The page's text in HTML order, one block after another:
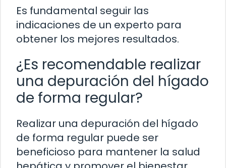
Es fundamental seguir las
indicaciones de un experto para
obtener los mejores resultados.
¿Es recomendable realizar
una depuración del hígado
de forma regular?
Realizar una depuración del hígado
de forma regular puede ser
beneficioso para mantener la salud